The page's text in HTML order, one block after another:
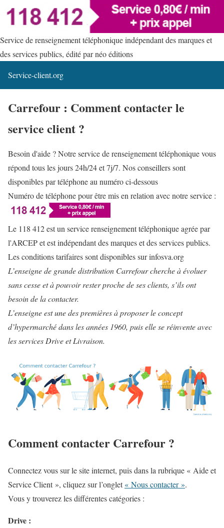
Service de renseignement téléphonique indépendant des marques et
des services publics, édité par néo éditions
Service-client.org
Carrefour : Comment contacter le
service client ?
Besoin d'aide ? Notre service de renseignement téléphonique vous
répond tous les jours 24h/24 et 7j/7. Nos conseillers sont
disponibles par téléphone au numéro ci-dessous
Numéro de téléphone pour être mis en relation avec notre service :
Le 118 412 est un service renseignement téléphonique agrée par
l'ARCEP et est indépendant des marques et des services publics.
Les conditions tarifaires sont disponibles sur infosva.org
L’enseigne de grande distribution Carrefour cherche à évoluer
sans cesse et à pouvoir rester proche de ses clients, s’ils ont
besoin de la contacter.
L’enseigne est une des premières à proposer le concept
d’hypermarché dans les années 1960, puis elle se réinvente avec
les services Drive et Livraison.
Comment contacter Carrefour ?
Connectez vous sur le site internet, puis dans la rubrique « Aide et
Service Client », cliquez sur l’onglet« Nous contacter ».
Vous y trouverez les différentescatégories :
Drive :